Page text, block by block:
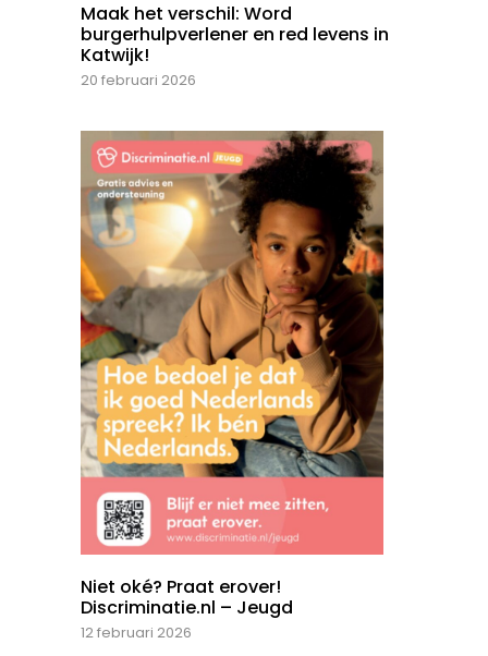
Maak het verschil: Word
burgerhulpverlener en red levens in
Katwijk!
20 februari 2026
Niet oké? Praat erover!
Discriminatie.nl – Jeugd
12 februari 2026